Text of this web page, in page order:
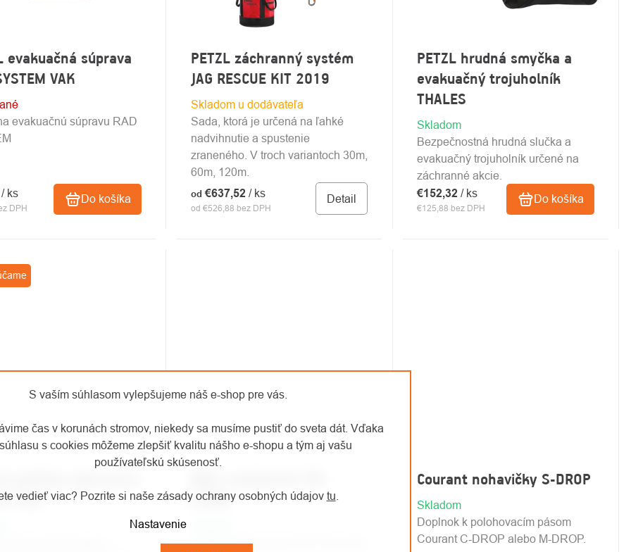
S vaším súhlasom vylepšujeme náš e-shop pre vás.
čas v korunách stromov, niekedy sa musíme pustiť do sveta dát. Vďaka
s cookies môžeme zlepšiť kvalitu nášho e-shopu a tým aj vašu
používateľskú skúsenosť.
vedieť viac? Pozrite si naše zásady ochrany osobných údajov tu
Nastavenie
evakuačná súprava
VAK
DPH
/ ks Do košíka
evakuačnú súpravu RAD
PETZL záchranný systém
JAG RESCUE KIT 2019
Skladom u dodávateľa
od €526,88 bez DPH
od €637,52 / ks Detail
Sada, ktorá je určená na ľahké
nadvihnutie a spustenie
zraneného. V troch variantoch 30m,
60m, 120m.
PETZL hrudná smyčka a
evakuačný trojuholník
THALES
Skladom
€125,88 bez DPH
€152,32/ ks Do košíka
Bezpečnostná hrudná slučka a
evakuačný trojuholník určené na
záchranné akcie.
Kaa
ANGEL
Evakuační trojúhelník pro záchranu
Courant nohavičky S-DROP
Skladom
Doplnok k polohovacím pásom
Courant C-DROP alebo M-DROP.